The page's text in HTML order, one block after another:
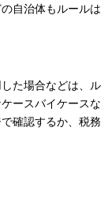
自治体もルールは
た場合などは、ル
ースバイケースな
確認するか、税務